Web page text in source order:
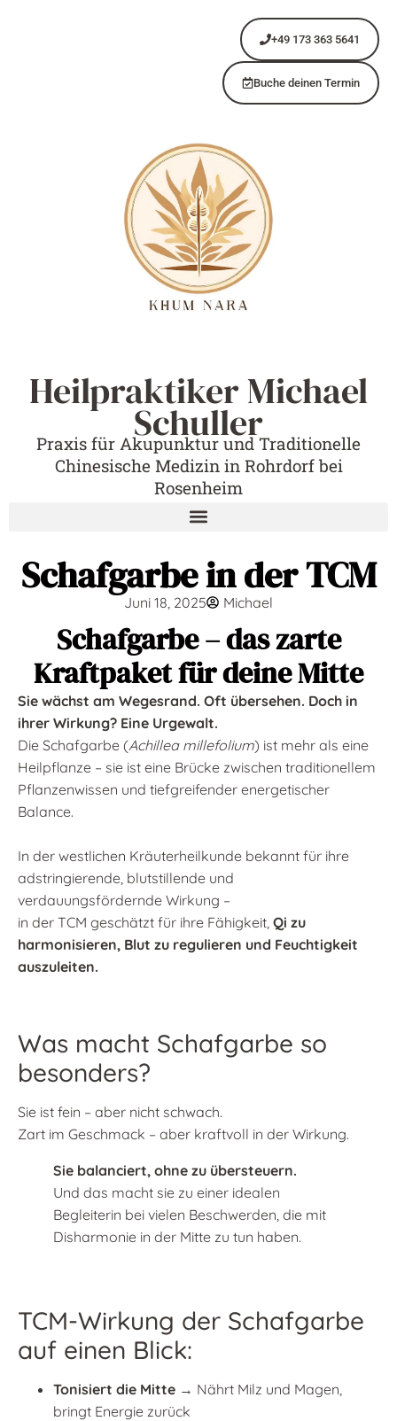
+49 173 363 5641
Buche deinen Termin
Heilpraktiker Michael
Schuller
Praxis für Akupunktur und Traditionelle
Chinesische Medizin in Rohrdorf bei
Rosenheim
Schafgarbe in der TCM
Juni 18, 2025 Michael
Schafgarbe – das zarte
Kraftpaket für deine Mitte
Sie wächst am Wegesrand. Oft übersehen. Doch in
ihrer Wirkung? Eine Urgewalt.
Die Schafgarbe (Achillea millefolium) ist mehr als eine
Heilpflanze – sie ist eine Brücke zwischen traditionellem
Pflanzenwissen und tiefgreifender energetischer
Balance.
In der westlichen Kräuterheilkunde bekannt für ihre
adstringierende, blutstillende und
verdauungsfördernde Wirkung –
in der TCM geschätzt für ihre Fähigkeit, Qi zu
harmonisieren, Blut zu regulieren und Feuchtigkeit
auszuleiten.
Was macht Schafgarbe so
besonders?
Sie ist fein – aber nicht schwach.
Zart im Geschmack – aber kraftvoll in der Wirkung.
Sie balanciert, ohne zu übersteuern.
Und das macht sie zu einer idealen
Begleiterin bei vielen Beschwerden, die mit
Disharmonie in der Mitte zu tun haben.
TCM-Wirkung der Schafgarbe
auf einen Blick:
Tonisiert die Mitte → Nährt Milz und Magen,
bringt Energie zurück